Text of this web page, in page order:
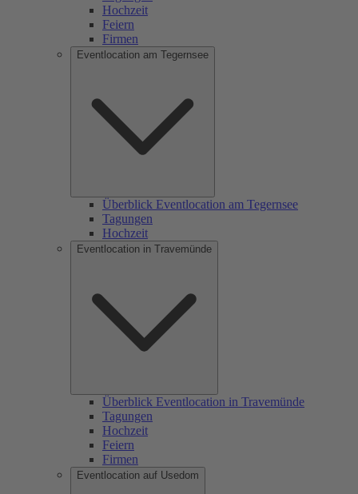
Hochzeit
Feiern
Firmen
Eventlocation am Tegernsee
Überblick Eventlocation am Tegernsee
Tagungen
Hochzeit
Eventlocation in Travemünde
Überblick Eventlocation in Travemünde
Tagungen
Hochzeit
Feiern
Firmen
Eventlocation auf Usedom